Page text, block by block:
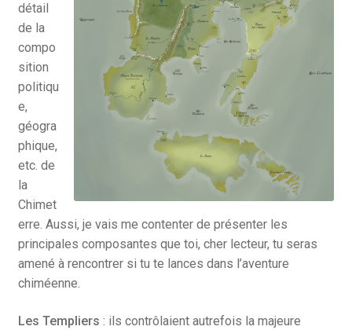
détail
de la
compo
sition
politiqu
e,
géogra
phique,
etc. de
la
Chimet
erre. Aussi, je vais me contenter de présenter les
principales composantes que toi, cher lecteur, tu seras
amené à rencontrer si tu te lances dans l’aventure
chiméenne.
Les Templiers : ils contrôlaient autrefois la majeure